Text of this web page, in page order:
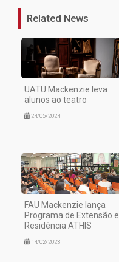
Related News
UATU Mackenzie leva
alunos ao teatro
24/05/2024
FAU Mackenzie lança
Programa de Extensão e
Residência ATHIS
14/02/2023